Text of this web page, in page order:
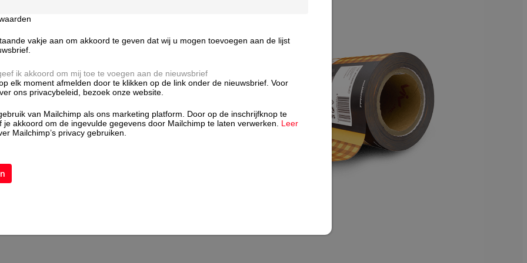
verpakkingen. Een
vers te houden. De
en heeft een
waar we bij VIV naar
flexibele verpakkingen
zijn
met bedrukte en
benieuwd of we ook voor
vakje aan om akkoord te geven dat wij u mogen toevoegen aan de lijst
ik akkoord om mij toe te voegen aan de nieuwsbrief
elk moment afmelden door te klikken op de link onder de nieuwsbrief. Voor
ons privacybeleid, bezoek onze website.
van Mailchimp als ons marketing platform. Door op de inschrijfknop te
je akkoord om de ingevulde gegevens door Mailchimp te laten verwerken. Leer
Mailchimp’s privacy gebruiken.